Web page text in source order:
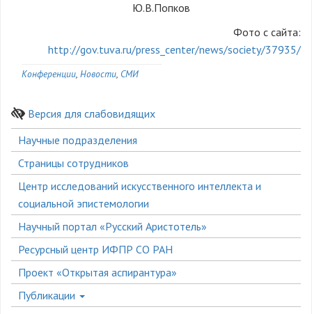
Ю.В.Попков
Фото с сайта:
http://gov.tuva.ru/press_center/news/society/37935/
Конференции Новости СМИ
Версия для слабовидящих
Боковое
меню
Научные подразделения
Страницы сотрудников
Центр исследований искусственного интеллекта и
социальной эпистемологии
Научный портал «Русский Аристотель»
Ресурсный центр ИФПР СО РАН
Проект «Открытая аспирантура»
Публикации